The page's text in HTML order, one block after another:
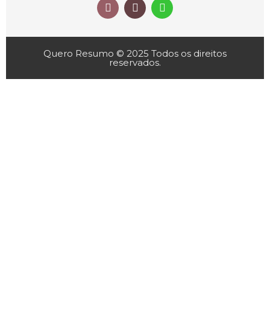
Quero Resumo © 2025 Todos os direitos
reservados.